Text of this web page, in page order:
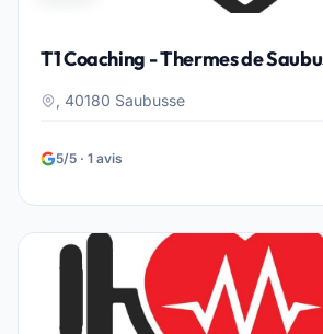
T1 Coaching - Thermes de
, 40180 Saubusse
5/5 · 1 avis